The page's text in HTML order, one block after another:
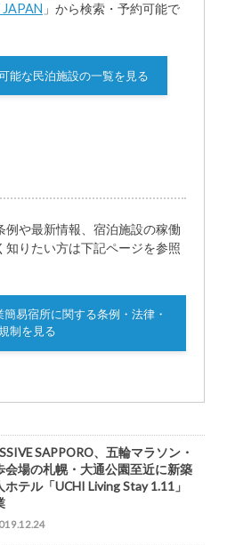
JAPAN 」から検索・予約可能で
能な民泊施設の一覧を見る
例や最新情報、宿泊施設の稼働
知りたい方は下記ページを参照
易宿所に関する条例・法律・
制を見る
SAPPORO、五輪マラソン・
会場の札幌・大通公園至近に新築
ホテル「UCHI Living Stay 1.11」